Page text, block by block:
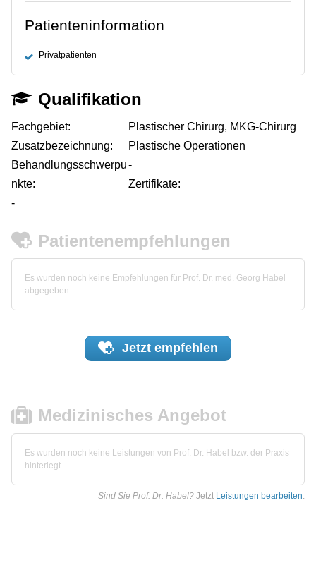
Patienteninformation
Privatpatienten
Qualifikation
Fachgebiet:
Plastischer Chirurg, MKG-Chirurg
Zusatzbezeichnung:
Plastische Operationen
Behandlungsschwerpu
nkte:
-
Zertifikate:
-
Patientenempfehlungen
Es wurden noch keine Empfehlungen für Prof. Dr. med. Georg Habel
abgegeben.
Jetzt empfehlen
Medizinisches Angebot
Es wurden noch keine Leistungen von Prof. Dr. Habel bzw. der Praxis
hinterlegt.
Sind Sie Prof. Dr. Habel? Jetzt Leistungen bearbeiten.